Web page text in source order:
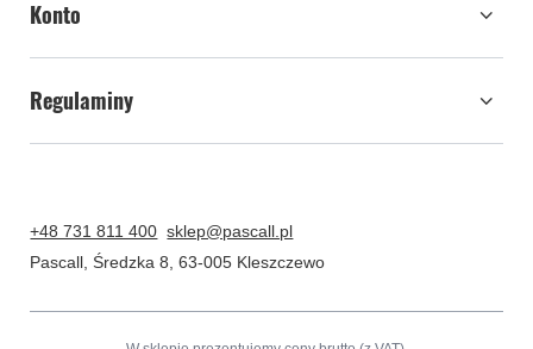
Konto
Regulaminy
+48 731 811 400 sklep@pascall.pl
Pascall ,Średzka 8 ,63-005 Kleszczewo